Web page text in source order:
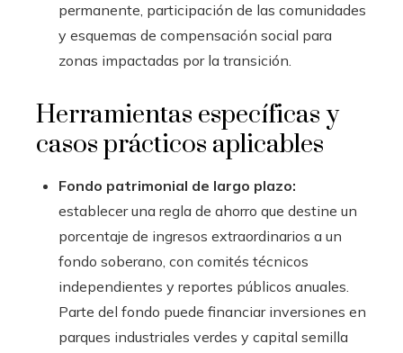
permanente, participación de las comunidades
y esquemas de compensación social para
zonas impactadas por la transición.
Herramientas específicas y
casos prácticos aplicables
Fondo patrimonial de largo plazo:
establecer una regla de ahorro que destine un
porcentaje de ingresos extraordinarios a un
fondo soberano, con comités técnicos
independientes y reportes públicos anuales.
Parte del fondo puede financiar inversiones en
parques industriales verdes y capital semilla